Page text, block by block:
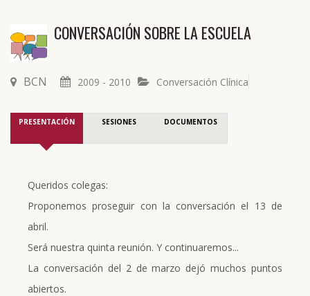
CONVERSACIÓN SOBRE LA ESCUELA
BCN 2009 - 2010 Conversación Clínica
PRESENTACIÓN SESIONES DOCUMENTOS
Queridos colegas:
Proponemos proseguir con la conversación el 13 de
abril.
Será nuestra quinta reunión. Y continuaremos...
La conversación del 2 de marzo dejó muchos puntos
abiertos.